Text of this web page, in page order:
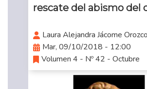
rescate del abismo del
Laura Alejandra Jácome Orozco
Mar, 09/10/2018 - 12:00
Volumen 4 - Nº 42 - Octubre